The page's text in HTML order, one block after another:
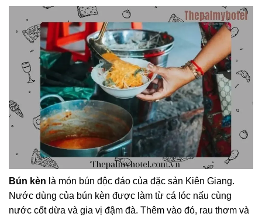
Bún kèn là món bún độc đáo của đặc sản Kiên Giang.
Nước dùng của bún kèn được làm từ cá lóc nấu cùng
nước cốt dừa và gia vị đậm đà. Thêm vào đó, rau thơm và